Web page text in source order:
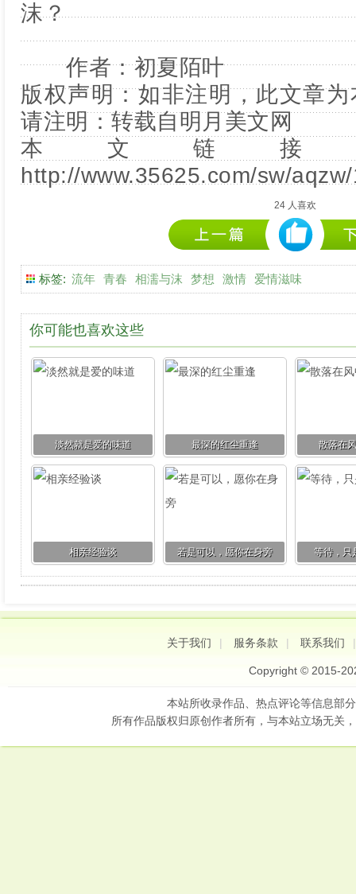
沫？
作者：初夏陌叶
版权声明：如非注明，此文章
请注明：转载自明月美文网
本文链接
http://www.35625.com/sw/
24人喜欢
标签: 流年 青春 相濡与沫 梦想 激情 爱情滋味
你可能也喜欢这些
淡然就是爱的味道 最深的红尘重逢 散落在
相亲经验谈 若是可以，愿你在身旁 等待，只
关于我们 | 服务条款 | 联系我们
Copyright © 2015-
本站所收录作品、热点评论等信息部
所有作品版权归原创作者所有，与本站立场无关